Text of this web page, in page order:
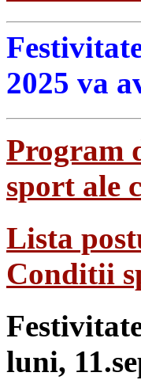
2025 va
Program
sport ale
Lista
Conditii
luni,